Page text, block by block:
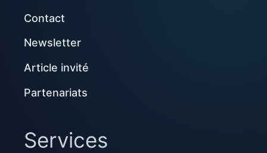
Contact
Newsletter
Article invité
Partenariats
Services